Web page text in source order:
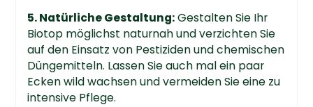
5. Natürliche Gestaltung:Gestalten Sie Ihr
Biotop möglichst naturnah und verzichten Sie
auf den Einsatz von Pestiziden und chemischen
Düngemitteln. Lassen Sie auch mal ein paar
Ecken wild wachsen und vermeiden Sie eine zu
intensive Pflege.